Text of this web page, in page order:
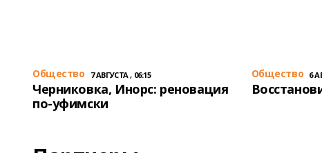
Общество 7 АВГУСТА , 06:15
Черниковка, Инорс: реновация
по-уфимски
Общество 6